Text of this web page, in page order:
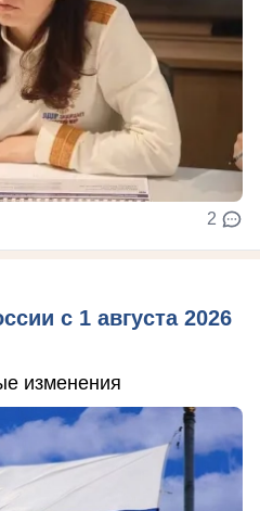
2
с 1 августа 2026
изменения